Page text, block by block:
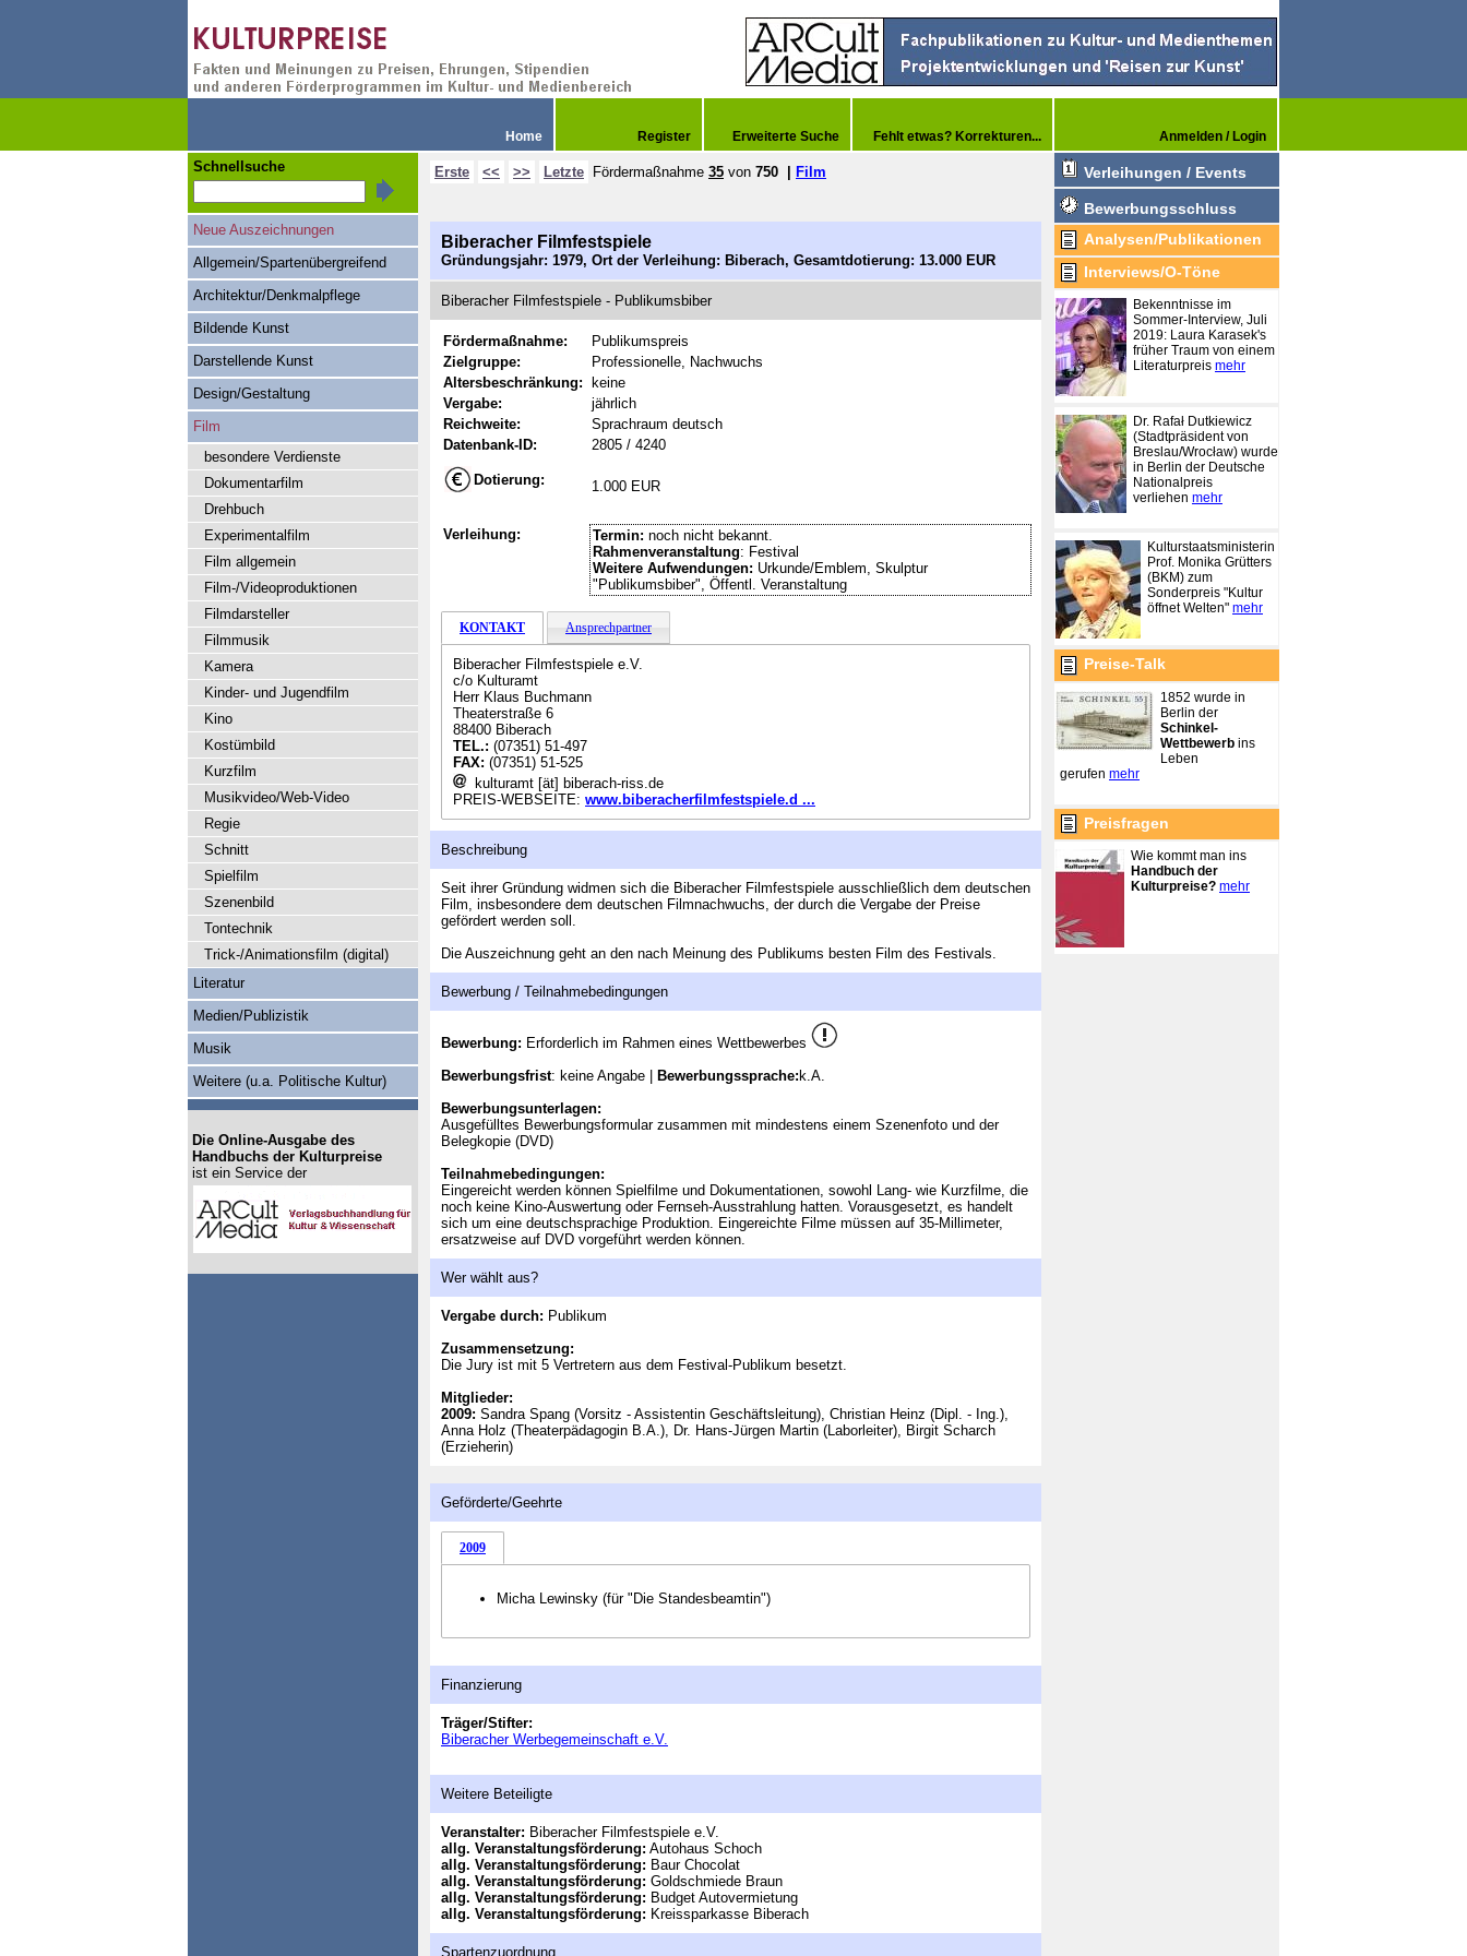
Home Register Erweiterte Suche Fehlt etwas? Korrekturen... Anmelden / Login
Erste << >> Letzte Fördermaßnahme 35 von 750 Film
Biberacher Filmfestspiele
Gründungsjahr: 1979, Ort der Verleihung: Biberach, Gesamtdotierung: 13.000 EUR
Biberacher Filmfestspiele - Publikumsbiber
Fördermaßnahme:
Publikumspreis
Zielgruppe:
Professionelle, Nachwuchs
Altersbeschränkung:
keine
Vergabe:
jährlich
Reichweite:
Sprachraum deutsch
Datenbank-ID:
2805 / 4240
Dotierung: 1.000 EUR
Verleihung: Termin: noch nicht bekannt.
Rahmenveranstaltung: Festival
Weitere Aufwendungen: Urkunde/Emblem, Skulptur
"Publikumsbiber", Öffentl. Veranstaltung
KONTAKT Ansprechpartner
Biberacher Filmfestspiele e.V.
c/o Kulturamt
Herr Klaus Buchmann
Theaterstraße 6
88400 Biberach
TEL.: (07351) 51-497
FAX: (07351) 51-525
kulturamt [ät] biberach-riss.de
PREIS-WEBSEITE: www.biberacherfilmfestspiele.d ...
Beschreibung
Seit ihrer Gründung widmen sich die Biberacher Filmfestspiele ausschließlich dem deutschen
Film, insbesondere dem deutschen Filmnachwuchs, der durch die Vergabe der Preise
gefördert werden soll.
Die Auszeichnung geht an den nach Meinung des Publikums besten Film des Festivals.
Bewerbung / Teilnahmebedingungen
Bewerbung: Erforderlich im Rahmen eines Wettbewerbes
Bewerbungsfrist: keine Angabe | Bewerbungssprache: k.A.
Bewerbungsunterlagen:
Ausgefülltes Bewerbungsformular zusammen mit mindestens einem Szenenfoto und der
Belegkopie (DVD)
Teilnahmebedingungen:
Eingereicht werden können Spielfilme und Dokumentationen, sowohl Lang- wie Kurzfilme, die
noch keine Kino-Auswertung oder Fernseh-Ausstrahlung hatten. Vorausgesetzt, es handelt
sich um eine deutschsprachige Produktion. Eingereichte Filme müssen auf 35-Millimeter,
ersatzweise auf DVD vorgeführt werden können.
Wer wählt aus?
Vergabe durch: Publikum
Zusammensetzung:
Die Jury ist mit 5 Vertretern aus dem Festival-Publikum besetzt.
Mitglieder:
2009: Sandra Spang (Vorsitz - Assistentin Geschäftsleitung), Christian Heinz (Dipl. - Ing.),
Anna Holz (Theaterpädagogin B.A.), Dr. Hans-Jürgen Martin (Laborleiter), Birgit Scharch
(Erzieherin)
Geförderte/Geehrte
2009
Micha Lewinsky (für "Die Standesbeamtin")
Finanzierung
Träger/Stifter:
Biberacher Werbegemeinschaft e.V.
Weitere Beteiligte
Veranstalter: Biberacher Filmfestspiele e.V.
allg. Veranstaltungsförderung: Autohaus Schoch
allg. Veranstaltungsförderung: Baur Chocolat
allg. Veranstaltungsförderung: Goldschmiede Braun
allg. Veranstaltungsförderung: Budget Autovermietung
allg. Veranstaltungsförderung: Kreissparkasse Biberach
Spartenzuordnung
Schnellsuche
Neue Auszeichnungen
Allgemein/Spartenübergreifend
Architektur/Denkmalpflege
Bildende Kunst
Darstellende Kunst
Design/Gestaltung
Film
besondere Verdienste
Dokumentarfilm
Drehbuch
Experimentalfilm
Film allgemein
Film-/Videoproduktionen
Filmdarsteller
Filmmusik
Kamera
Kinder- und Jugendfilm
Kino
Kostümbild
Kurzfilm
Musikvideo/Web-Video
Regie
Schnitt
Spielfilm
Szenenbild
Tontechnik
Trick-/Animationsfilm (digital)
Literatur
Medien/Publizistik
Musik
Weitere (u.a. Politische Kultur)
Die Online-Ausgabe des
Handbuchs der Kulturpreise
ist ein Service der
Verleihungen / Events
Bewerbungsschluss
Analysen/Publikationen
Interviews/O-Töne
Bekenntnisse im
Sommer-Interview, Juli
2019: Laura Karasek's
früher Traum von einem
Literaturpreis mehr
Dr. Rafał Dutkiewicz
(Stadtpräsident von
Breslau/Wrocław) wurde
in Berlin der Deutsche
Nationalpreis
verliehen mehr
Kulturstaatsministerin
Prof. Monika Grütters
(BKM) zum
Sonderpreis "Kultur
öffnet Welten" mehr
Preise-Talk
1852 wurde in
Berlin der
Schinkel-
Wettbewerb ins
Leben
gerufen mehr
Preisfragen
Wie kommt man ins
Handbuch der
Kulturpreise? mehr